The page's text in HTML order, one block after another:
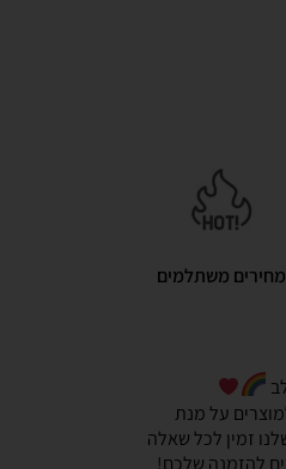
מחירים משתלמים
על מנת
זמין לכל שאלה
להזמנה שלכם!